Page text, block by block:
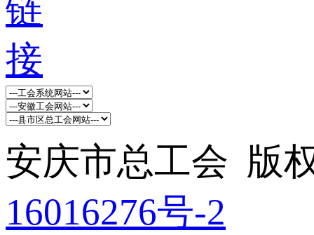
安庆市总工会 版
16016276号-2